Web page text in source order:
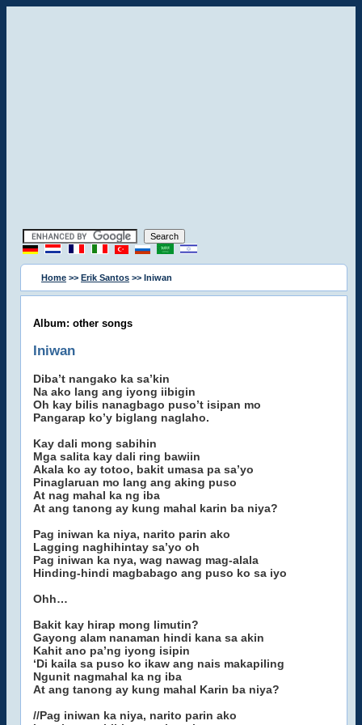
Home >> Erik Santos >> Iniwan
Album: other songs
Iniwan
Diba’t nangako ka sa’kin
Na ako lang ang iyong iibigin
Oh kay bilis nanagbago puso’t isipan mo
Pangarap ko’y biglang naglaho.
Kay dali mong sabihin
Mga salita kay dali ring bawiin
Akala ko ay totoo, bakit umasa pa sa’yo
Pinaglaruan mo lang ang aking puso
At nag mahal ka ng iba
At ang tanong ay kung mahal karin ba niya?
Pag iniwan ka niya, narito parin ako
Lagging naghihintay sa’yo oh
Pag iniwan ka nya, wag nawag mag-alala
Hinding-hindi magbabago ang puso ko sa iyo
Ohh…
Bakit kay hirap mong limutin?
Gayong alam nanaman hindi kana sa akin
Kahit ano pa’ng iyong isipin
‘Di kaila sa puso ko ikaw ang nais makapiling
Ngunit nagmahal ka ng iba
At ang tanong ay kung mahal Karin ba niya?
//Pag iniwan ka niya, narito parin ako